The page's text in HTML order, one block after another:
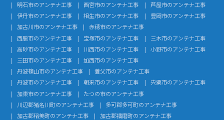
明石市のアンテナ工事
西宮市のアンテナ工事
芦屋市のアンテナ工事
伊丹市のアンテナ工事
相生市のアンテナ工事
豊岡市のアンテナ工事
加古川市のアンテナ工事
赤穂市のアンテナ工事
西脇市のアンテナ工事
宝塚市のアンテナ工事
三木市のアンテナ工事
高砂市のアンテナ工事
川西市のアンテナ工事
小野市のアンテナ工事
三田市のアンテナ工事
加西市のアンテナ工事
丹波篠山市のアンテナ工事
養父市のアンテナ工事
丹波市のアンテナ工事
朝来市のアンテナ工事
宍粟市のアンテナ工事
加東市のアンテナ工事
たつの市のアンテナ工事
川辺郡猪名川町のアンテナ工事
多可郡多可町のアンテナ工事
加古郡稲美町のアンテナ工事
加古郡播磨町のアンテナ工事